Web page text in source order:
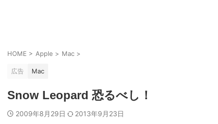
HOME > Apple > Mac >
広告 Mac
Snow Leopard 恐るべし！
2009年8月29日 2013年9月23日